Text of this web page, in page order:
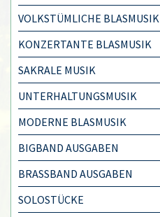
VOLKSTÜMLICHE BLASMUSIK
KONZERTANTE BLASMUSIK
SAKRALE MUSIK
UNTERHALTUNGSMUSIK
MODERNE BLASMUSIK
BIGBAND AUSGABEN
BRASSBAND AUSGABEN
SOLOSTÜCKE